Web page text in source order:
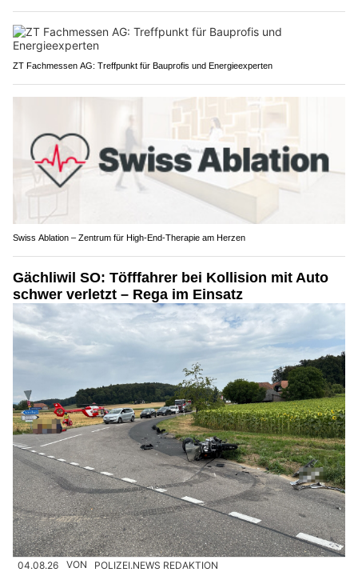
ZT Fachmessen AG: Treffpunkt für Bauprofis und Energieexperten
Swiss Ablation – Zentrum für High-End-Therapie am Herzen
Gächliwil SO: Töfffahrer bei Kollision mit Auto
schwer verletzt – Rega im Einsatz
04.08.26 VON POLIZEI.NEWS REDAKTION